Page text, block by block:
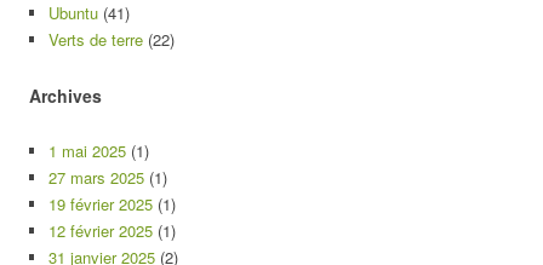
Ubuntu (41)
Verts de terre (22)
Archives
1 mai 2025 (1)
27 mars 2025 (1)
19 février 2025 (1)
12 février 2025 (1)
31 janvier 2025 (2)